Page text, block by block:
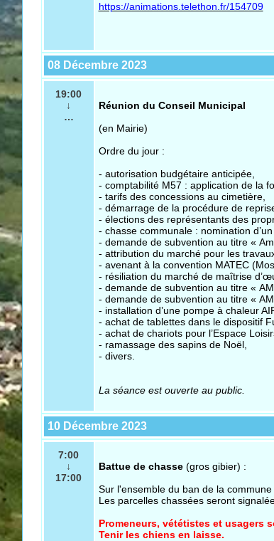
https://animations.telethon.fr/154709
08 Décembre 2023
19:00
↓
…
Réunion du Conseil Municipal
(en Mairie)
Ordre du jour :
- autorisation budgétaire anticipée,
- comptabilité M57 : application de la
- tarifs des concessions au cimetière,
- démarrage de la procédure de
- élections des représentants des
- chasse communale : nomination
- demande de subvention au titre «
- attribution du marché pour les
- avenant à la convention MATEC
- résiliation du marché de maîtrise
- demande de subvention au titre «
- demande de subvention au titre «
- installation d’une pompe à chaleur
- achat de tablettes dans le dispositif
- achat de chariots pour l’Espace
- ramassage des sapins de Noël,
- divers.
La séance est ouverte au public.
10 Décembre 2023
7:00
↓
17:00
Battue de chasse(gros gibier) :
Sur l'ensemble du ban de la commune
Les parcelles chassées seront
Promeneurs, vététistes et usagers
Tenir les chiens en laisse.